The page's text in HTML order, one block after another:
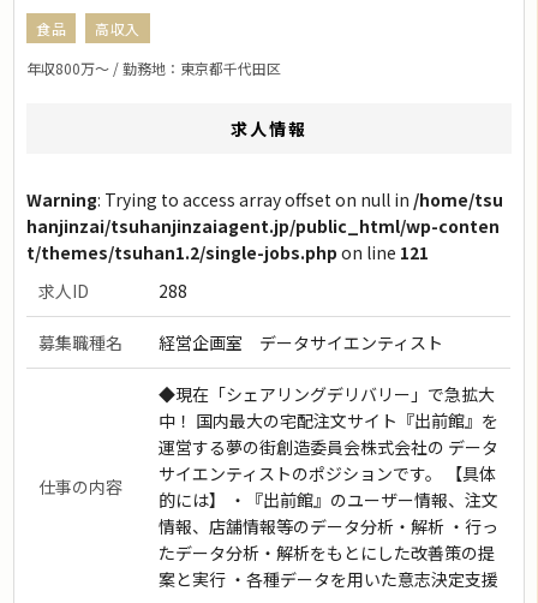
食品
高収入
年収800万〜 / 勤務地：東京都千代田区
求人情報
Warning: Trying to access array offset on null in /home/tsu
hanjinzai/tsuhanjinzaiagent.jp/public_html/wp-conten
t/themes/tsuhan1.2/single-jobs.php on line 121
求人ID
288
募集職種名 経営企画室 データサイエンティスト
仕事の内容
◆現在「シェアリングデリバリー」で急拡大
中！ 国内最大の宅配注文サイト『出前館』を
運営する夢の街創造委員会株式会社の データ
サイエンティストのポジションです。 【具体
的には】 ・『出前館』のユーザー情報、注文
情報、店舗情報等のデータ分析・解析 ・行っ
たデータ分析・解析をもとにした改善策の提
案と実行 ・各種データを用いた意志決定支援